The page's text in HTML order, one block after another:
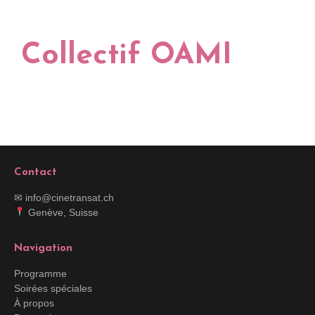
Collectif OAMI
Contact
✉ info@cinetransat.ch
Genève, Suisse
Navigation
Programme
Soirées spéciales
À propos